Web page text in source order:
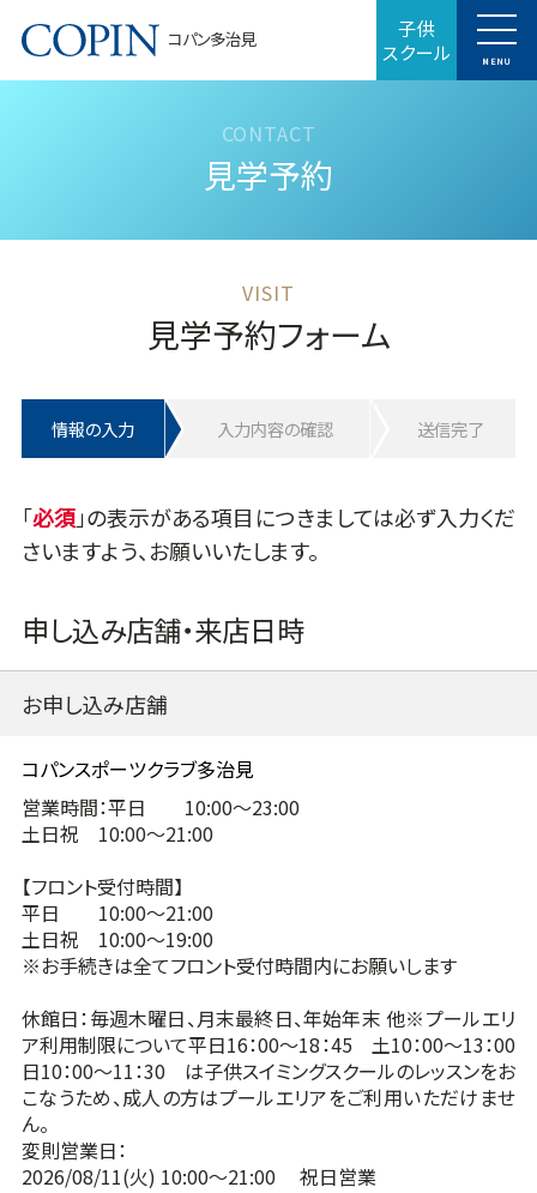
コパン多治見 子供
スクール MENU
見学予約
見学予約フォーム
情報の入力 入力内容の確認 送信完了
「
」の表示がある項目につきましては必ず入力くだ
さいますよう、お願いいたします。
申し込み店舗・来店日時
お申し込み店舗
営業時間：平日 10:00～23:00
土日祝 10:00～21:00
【フロント受付時間】
平日 10:00～21:00
土日祝 10:00～19:00
※お手続きは全てフロント受付時間内にお願いします
休館日：毎週木曜日、月末最終日、年始年末 他※プールエリ
ア利用制限について平日16：00～18：45 土10：00～13：00
日10：00～11：30 は子供スイミングスクールのレッスンをお
こなうため、成人の方はプールエリアをご利用いただけませ
ん。
変則営業日：
2026/08/11(火) 10:00～21:00 祝日営業